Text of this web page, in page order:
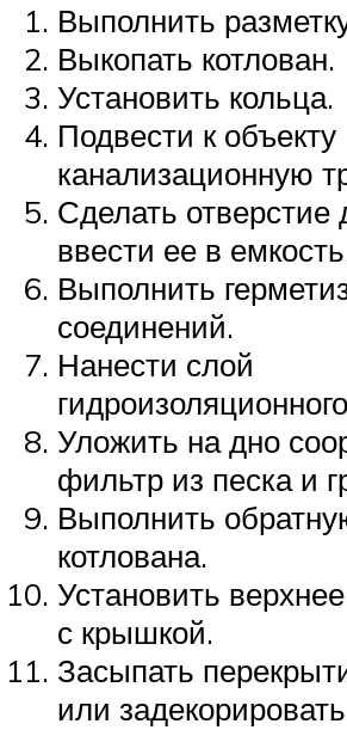
Выполнить
Выкопать котлован.
Установить кольца.
Подвести к объекту
канализационную
Сделать отверстие
ввести ее в
Выполнить
соединений.
Нанести слой
Уложить на дно
фильтр из песка и
Выполнить
котлована.
Установить
с крышкой.
Засыпать
или задекорировать